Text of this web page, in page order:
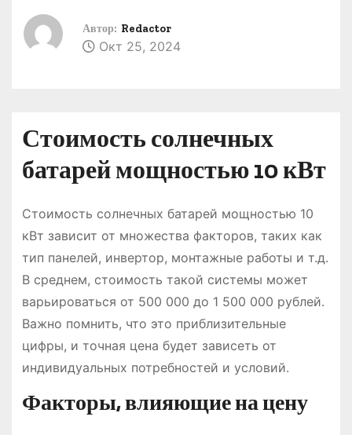
Автор: Redactor
Окт 25, 2024
Стоимость солнечных
батарей мощностью 10 кВт
Стоимость солнечных батарей мощностью 10
кВт зависит от множества факторов, таких как
тип панелей, инвертор, монтажные работы и т.д.
В среднем, стоимость такой системы может
варьироваться от 500 000 до 1 500 000 рублей.
Важно помнить, что это приблизительные
цифры, и точная цена будет зависеть от
индивидуальных потребностей и условий.
Факторы, влияющие на цену